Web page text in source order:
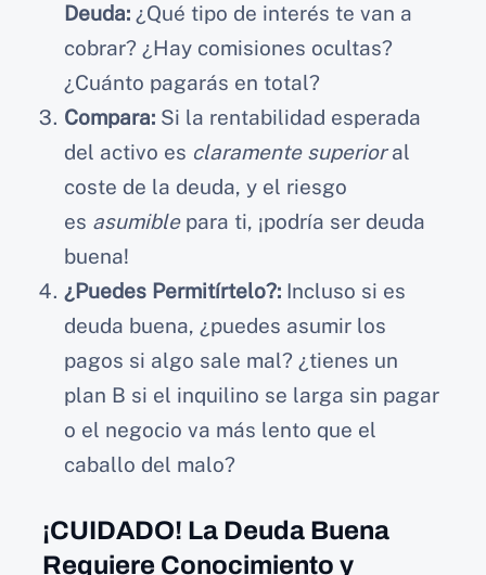
Deuda: ¿Qué tipo de interés te van a
cobrar? ¿Hay comisiones ocultas?
¿Cuánto pagarás en total?
Compara: Si la rentabilidad esperada
del activo es claramente superioral
coste de la deuda, y el riesgo
es asumiblepara ti, ¡podría ser deuda
buena!
¿Puedes Permitírtelo?: Incluso si es
deuda buena, ¿puedes asumir los
pagos si algo sale mal? ¿tienes un
plan B si el inquilino se larga sin pagar
o el negocio va más lento que el
caballo del malo?
¡CUIDADO! La Deuda Buena
Requiere Conocimiento y